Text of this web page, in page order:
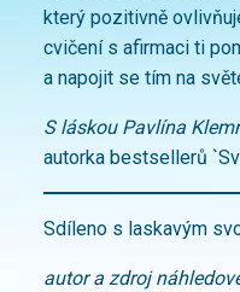
který pozitivně
cvičení s afirmaci ti
a napojit se tím na
S láskou Pavlína
autorka bestsellerů
Sdíleno s laskavým
autor a zdroj